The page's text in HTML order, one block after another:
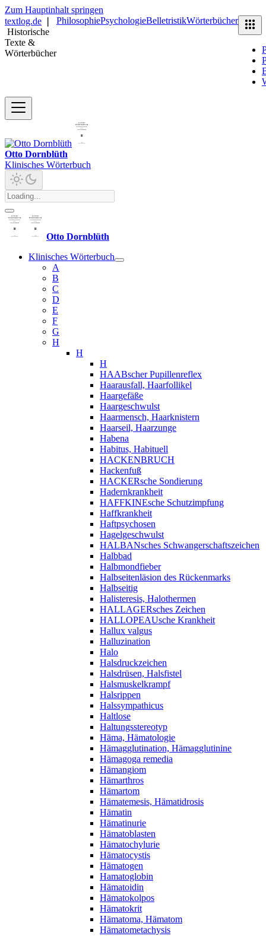
Zum Hauptinhalt springen
textlog.de
Historische
Texte &
Wörterbücher
PhilosophiePsychologieBelletristikWörterbücher
Otto Dornblüth
Klinisches Wörterbuch
Otto Dornblüth
Klinisches Wörterbuch
A
B
C
D
E
F
G
H
H
H
HAABscher Pupillenreflex
Haarausfall, Haarfollikel
Haargefäße
Haargeschwulst
Haarmensch, Haarknistern
Haarseil, Haarzunge
Habena
Habitus, Habituell
HACKENBRUCH
Hackenfuß
HACKERsche Sondierung
Hadernkrankheit
HAFFKINEsche Schutzimpfung
Haffkrankheit
Haftpsychosen
Hagelgeschwulst
HALBANsches Schwangerschaftszeichen
Halbbad
Halbmondfieber
Halbseitenläsion des Rückenmarks
Halbseitig
Halisteresis, Halothermen
HALLAGERsches Zeichen
HALLOPEAUsche Krankheit
Hallux valgus
Halluzination
Halo
Halsdruckzeichen
Halsdrüsen, Halsfistel
Halsmuskelkrampf
Halsrippen
Halssympathicus
Haltlose
Haltungsstereotyp
Häma, Hämatologie
Hämagglutination, Hämagglutinine
Hämagoga remedia
Hämangiom
Hämarthros
Hämartom
Hämatemesis, Hämatidrosis
Hämatin
Hämatinurie
Hämatoblasten
Hämatochylurie
Hämatocystis
Hämatogen
Hamatoglobin
Hämatoidin
Hämatokolpos
Hämatokrit
Hämatoma, Hämatom
Hämatometachysis